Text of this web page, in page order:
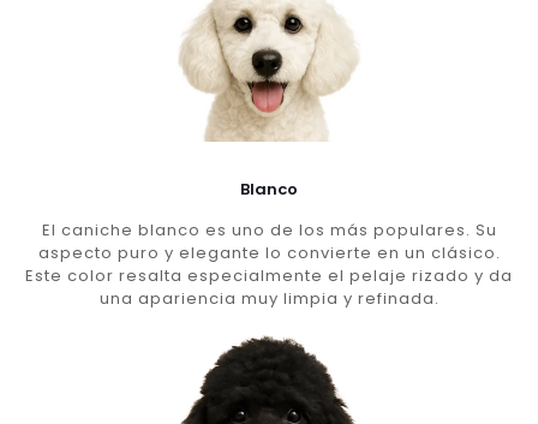
Blanco
El caniche blanco es uno de los más populares. Su
aspecto puro y elegante lo convierte en un clásico.
Este color resalta especialmente el pelaje rizado y da
una apariencia muy limpia y refinada.